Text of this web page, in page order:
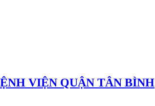
VIỆN QUẬN TÂN BÌNH